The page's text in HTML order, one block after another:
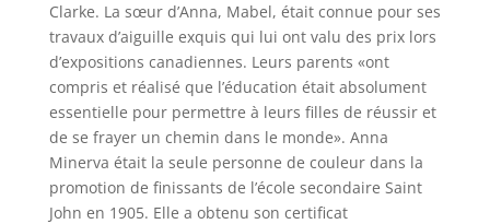
Clarke. La sœur d’Anna, Mabel, était connue pour ses
travaux d’aiguille exquis qui lui ont valu des prix lors
d’expositions canadiennes. Leurs parents «ont
compris et réalisé que l’éducation était absolument
essentielle pour permettre à leurs filles de réussir et
de se frayer un chemin dans le monde». Anna
Minerva était la seule personne de couleur dans la
promotion de finissants de l’école secondaire Saint
John en 1905. Elle a obtenu son certificat